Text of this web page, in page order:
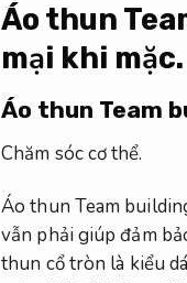
Áo thun
mại khi mặc.
Áo thun Team
Chăm sóc cơ thể.
Áo thun Team
vẫn phải giúp đảm
thun cổ tròn là kiểu